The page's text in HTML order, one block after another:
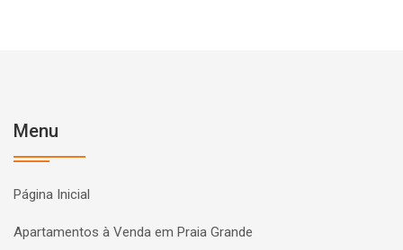
Menu
Página Inicial
Apartamentos à Venda em Praia Grande